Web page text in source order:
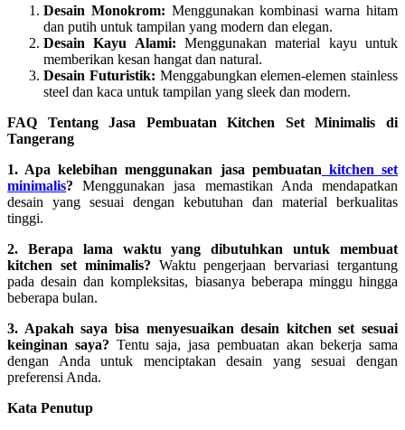
Desain Monokrom: Menggunakan kombinasi warna hitam
dan putih untuk tampilan yang modern dan elegan.
Desain Kayu Alami: Menggunakan material kayu untuk
memberikan kesan hangat dan natural.
Desain Futuristik: Menggabungkan elemen-elemen stainless
steel dan kaca untuk tampilan yang sleek dan modern.
FAQ Tentang Jasa Pembuatan Kitchen Set Minimalis di
Tangerang
1. Apa kelebihan menggunakan jasa pembuatan kitchen set
minimalis? Menggunakan jasa memastikan Anda mendapatkan
desain yang sesuai dengan kebutuhan dan material berkualitas
tinggi.
2. Berapa lama waktu yang dibutuhkan untuk membuat
kitchen set minimalis? Waktu pengerjaan bervariasi tergantung
pada desain dan kompleksitas, biasanya beberapa minggu hingga
beberapa bulan.
3. Apakah saya bisa menyesuaikan desain kitchen set sesuai
keinginan saya? Tentu saja, jasa pembuatan akan bekerja sama
dengan Anda untuk menciptakan desain yang sesuai dengan
preferensi Anda.
Kata Penutup